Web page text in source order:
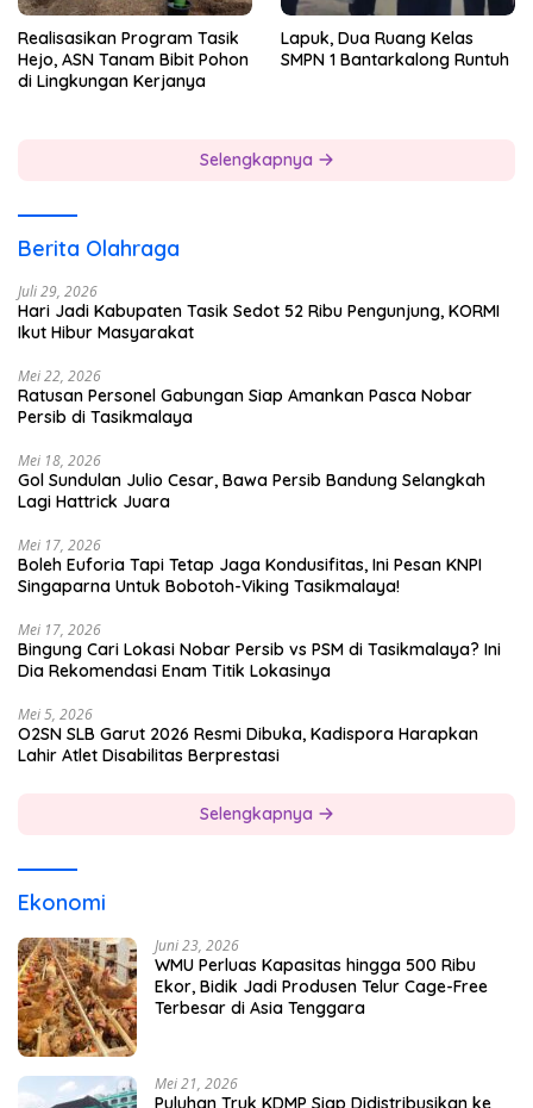
Realisasikan Program Tasik
Hejo, ASN Tanam Bibit Pohon
di Lingkungan Kerjanya
Lapuk, Dua Ruang Kelas
SMPN 1 Bantarkalong Runtuh
Selengkapnya
Berita Olahraga
Juli 29, 2026
Hari Jadi Kabupaten Tasik Sedot 52 Ribu Pengunjung, KORMI
Ikut Hibur Masyarakat
Mei 22, 2026
Ratusan Personel Gabungan Siap Amankan Pasca Nobar
Persib di Tasikmalaya
Mei 18, 2026
Gol Sundulan Julio Cesar, Bawa Persib Bandung Selangkah
Lagi Hattrick Juara
Mei 17, 2026
Boleh Euforia Tapi Tetap Jaga Kondusifitas, Ini Pesan KNPI
Singaparna Untuk Bobotoh-Viking Tasikmalaya!
Mei 17, 2026
Bingung Cari Lokasi Nobar Persib vs PSM di Tasikmalaya? Ini
Dia Rekomendasi Enam Titik Lokasinya
Mei 5, 2026
O2SN SLB Garut 2026 Resmi Dibuka, Kadispora Harapkan
Lahir Atlet Disabilitas Berprestasi
Selengkapnya
Ekonomi
Juni 23, 2026
WMU Perluas Kapasitas hingga 500 Ribu
Ekor, Bidik Jadi Produsen Telur Cage-Free
Terbesar di Asia Tenggara
Mei 21, 2026
Puluhan Truk KDMP Siap Didistribusikan ke